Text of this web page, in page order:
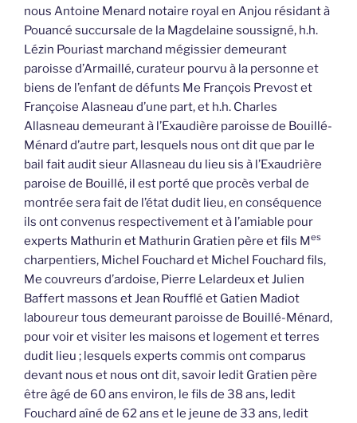
nous Antoine Menard notaire royal en Anjou résidant à
Pouancé succursale de la Magdelaine soussigné, h.h.
Lézin Pouriast marchand mégissier demeurant
paroisse d’Armaillé, curateur pourvu à la personne et
biens de l’enfant de défunts Me François Prevost et
Françoise Alasneau d’une part, et h.h. Charles
Allasneau demeurant à l’Exaudière paroisse de Bouillé-
Ménard d’autre part, lesquels nous ont dit que par le
bail fait audit sieur Allasneau du lieu sis à l’Exaudrière
paroise de Bouillé, il est porté que procès verbal de
montrée sera fait de l’état dudit lieu, en conséquence
ils ont convenus respectivement et à l’amiable pour
experts Mathurin et Mathurin Gratien père et fils Mes
charpentiers, Michel Fouchard et Michel Fouchard fils,
Me couvreurs d’ardoise, Pierre Lelardeux et Julien
Baffert massons et Jean Roufflé et Gatien Madiot
laboureur tous demeurant paroisse de Bouillé-Ménard,
pour voir et visiter les maisons et logement et terres
dudit lieu ; lesquels experts commis ont comparus
devant nous et nous ont dit, savoir ledit Gratien père
être âgé de 60 ans environ, le fils de 38 ans, ledit
Fouchard aîné de 62 ans et le jeune de 33 ans, ledit